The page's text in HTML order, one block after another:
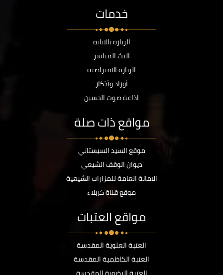
خدمات
الزيارة بالانابة
البث المباشر
الزيارة الافتراضية
أوراد وأذكار
اذاعة صوت الحسين
مواقع ذات صلة
موقع السيد السيستاني
ديوان الوقف الشيعي
الامانة العامة للمزارات الشيعية
موقع قناة كربلاء
مواقع العتبات
العتبة العلوية المقدسة
العتبة الكاظمية المقدسة